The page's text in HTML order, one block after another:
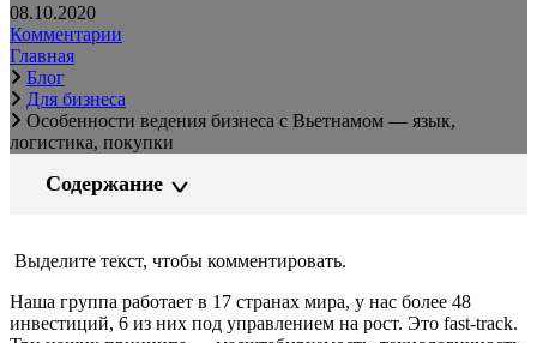
08.10.2020
Комментарии
Главная
Блог
Для бизнеса
Особенности ведения бизнеса с Вьетнамом — язык,
логистика, покупки
Содержание
Выделите текст, чтобы комментировать.
Наша группа работает в 17 странах мира, у нас более 48
инвестиций, 6 из них под управлением на рост. Это fast-track.